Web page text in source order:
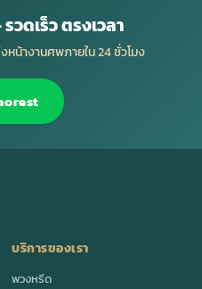
ดเร็ว ตรงเวลา
หน้างานศพภายใน 24 ชั่วโมง
บริการของเรา
พวงหรีด